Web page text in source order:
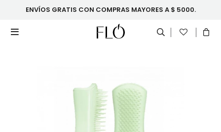
ENVÍOS GRATIS CON COMPRAS MAYORES A $ 5000.
